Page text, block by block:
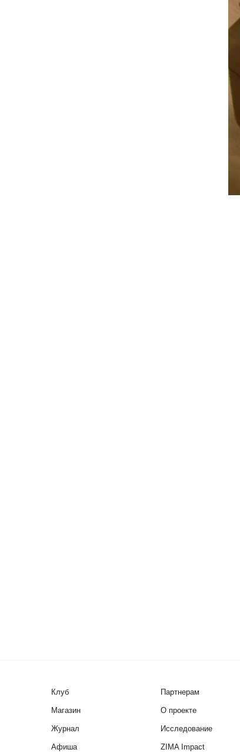
Клуб
Магазин
Журнал
Афиша
Партнерам
О проекте
Исследование
ZIMA Impact